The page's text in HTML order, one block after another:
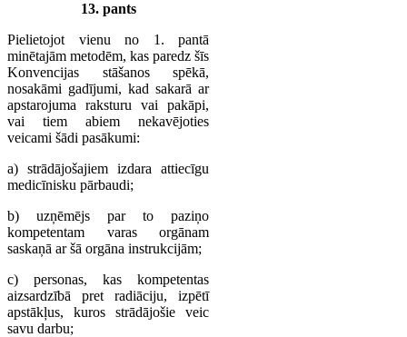
13. pants
Pielietojot vienu no 1. pantā
minētajām metodēm, kas paredz šīs
Konvencijas stāšanos spēkā,
nosakāmi gadījumi, kad sakarā ar
apstarojuma raksturu vai pakāpi,
vai tiem abiem nekavējoties
veicami šādi pasākumi:
a) strādājošajiem izdara attiecīgu
medicīnisku pārbaudi;
b) uzņēmējs par to paziņo
kompetentam varas orgānam
saskaņā ar šā orgāna instrukcijām;
c) personas, kas kompetentas
aizsardzībā pret radiāciju, izpētī
apstākļus, kuros strādājošie veic
savu darbu;